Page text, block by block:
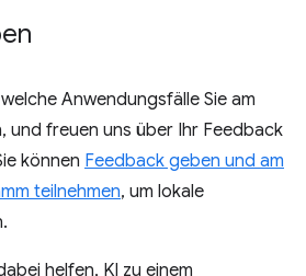
Anwendungsfälle Sie am
und freuen uns über Ihr Feedback
können Feedback geben und am
teilnehmen, um lokale
helfen, KI zu einem